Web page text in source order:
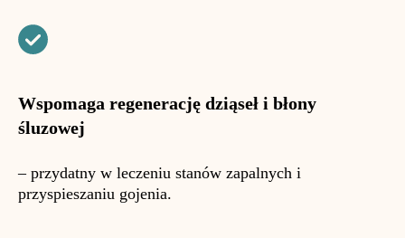
Wspomaga regenerację dziąseł i błony
śluzowej
– przydatny w leczeniu stanów zapalnych i
przyspieszaniu gojenia.